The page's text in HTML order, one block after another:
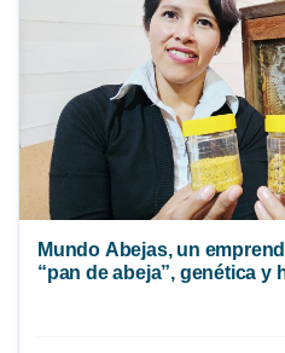
Mundo Abejas, un
“pan de abeja”, genética y